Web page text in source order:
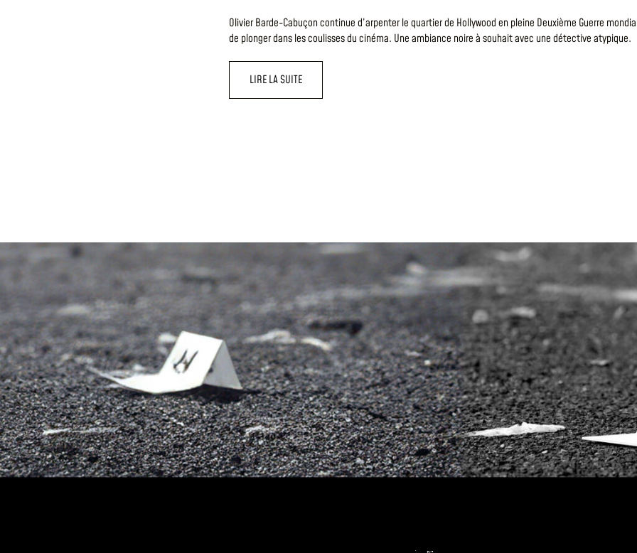
Olivier Barde-Cabuçon continue d’arpenter le quartier de Hollywood en pleine Deuxième Guerre
de plonger dans les coulisses du cinéma. Une ambiance noire à souhait avec une détective atypique.
LIRE LA SUITE